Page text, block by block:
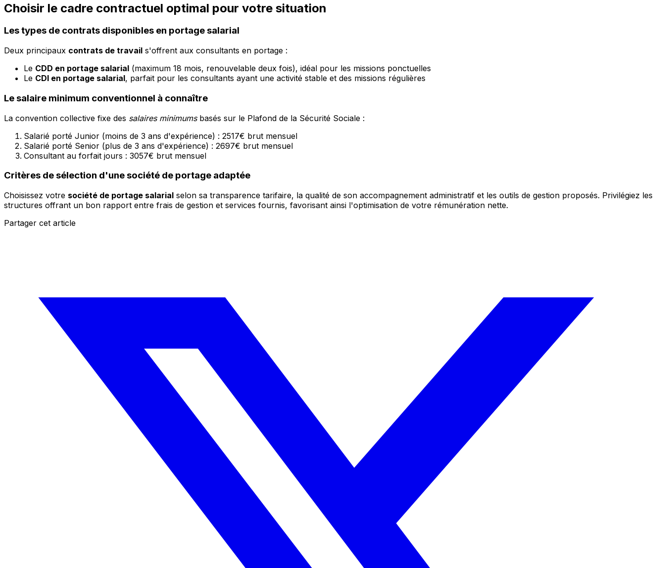
Choisir le cadre contractuel optimal pour votre situation
Les types de contrats disponibles en portage salarial
Deux principaux contrats de travail s'offrent aux consultants en portage :
Le CDD en portage salarial (maximum 18 mois, renouvelable deux fois), idéal pour les missions ponctuelles
Le CDI en portage salarial, parfait pour les consultants ayant une activité stable et des missions régulières
Le salaire minimum conventionnel à connaître
La convention collective fixe des salaires minimumsbasés sur le Plafond de la Sécurité Sociale :
Salarié porté Junior (moins de 3 ans d'expérience) : 2517€ brut mensuel
Salarié porté Senior (plus de 3 ans d'expérience) : 2697€ brut mensuel
Consultant au forfait jours : 3057€ brut mensuel
Critères de sélection d'une société de portage adaptée
Choisissez votre société de portage salarial selon sa transparence tarifaire, la qualité de son accompagnement administratif et les outils de gestion proposés. Privilégiez les
structures offrant un bon rapport entre frais de gestion et services fournis, favorisant ainsi l'optimisation de votre rémunération nette.
Partager cet article